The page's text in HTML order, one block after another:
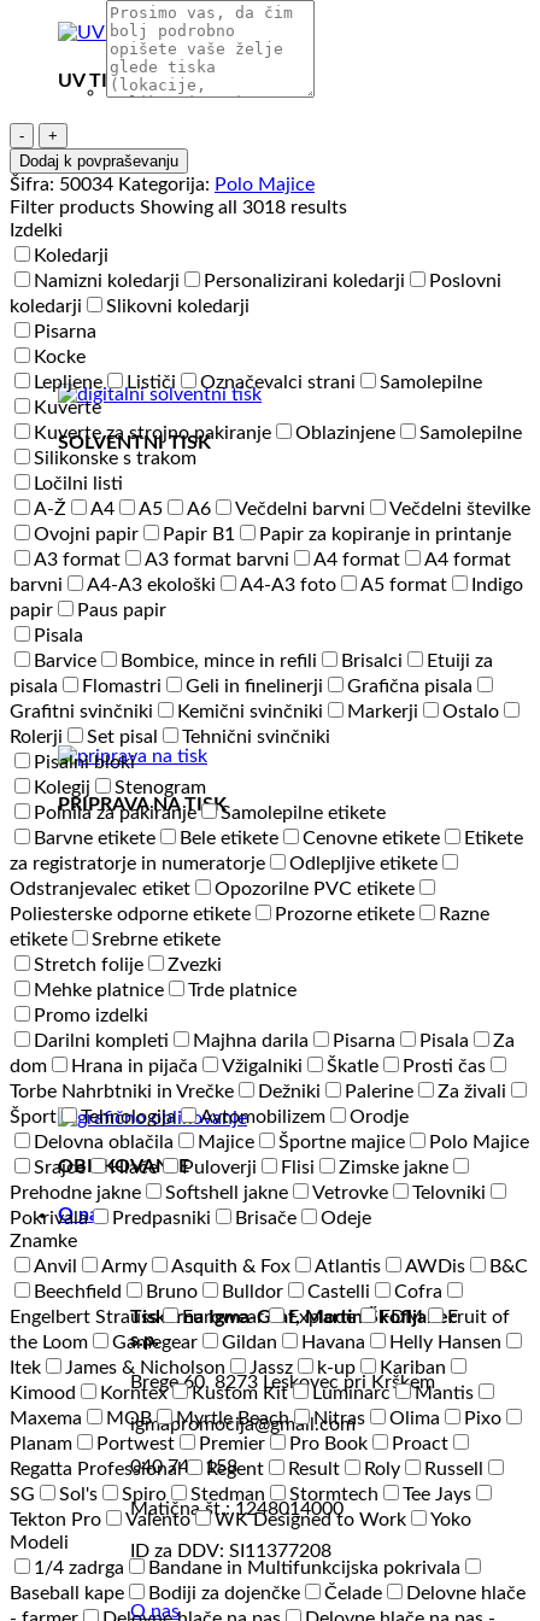
UV TISK
SOLVENTNI TISK
PRIPRAVA NA TISK
OBLIKOVANJE
O nas
Tiskarna Igma-Graf, Martin Škofljanec
s.p.
Brege 60, 8273 Leskovec pri Krškem
igmapromocija@gmail.com
040 744 158
Matična št.: 1248014000
ID za DDV: SI11377208
O nas
Polo
majica
kratek
rokav
Explode
Azzuro
II
količina
Dodaj k povpraševanju
Šifra: 50034 Kategorija: Polo Majice
Filter products Showing all 3018 results
Izdelki
Koledarji
Namizni koledarji
Personalizirani koledarji
Poslovni
koledarji
Slikovni koledarji
Pisarna
Kocke
Lepljene
Lističi Označevalci strani
Samolepilne
Kuverte
Kuverte za strojno pakiranje
Oblazinjene
Samolepilne
Silikonske s trakom
Ločilni listi
A-Ž
A4 A5 A6 Večdelni barvni
Večdelni številke
Ovojni papir
Papir B1
Papir za kopiranje in printanje
A3 format
A3 format barvni A4 format
A4 format
barvni
A4-A3 ekološki A4-A3 foto A5 format
Indigo
papir
Paus papir
Pisala
Barvice
Bombice, mince in refili Brisalci
Etuiji za
pisala
Flomastri Geli in finelinerji
Grafična pisala
Grafitni svinčniki
Kemični svinčniki Markerji
Ostalo
Rolerji
Set pisal
Tehnični svinčniki
Pisalni bloki
Kolegij
Stenogram
Polnila za pakiranje
Samolepilne etikete
Barvne etikete
Bele etikete Cenovne etikete
Etikete
za registratorje in numeratorje
Odlepljive etikete
Odstranjevalec etiket
Opozorilne PVC etikete
Poliesterske odporne etikete
Prozorne etikete
Razne
etikete
Srebrne etikete
Stretch folije
Zvezki
Mehke platnice
Trde platnice
Promo izdelki
Darilni kompleti
Majhna darila Pisarna Pisala
Za
dom
Hrana in pijača Vžigalniki Škatle
Prosti čas
Torbe Nahrbtniki in Vrečke
Dežniki Palerine
Za živali
Šport
Tehnologija Avtomobilizem
Orodje
Delovna oblačila
Majice Športne majice
Polo Majice
Srajce
Hlače Puloverji Flisi
Zimske jakne
Prehodne jakne
Softshell jakne Vetrovke
Telovniki
Pokrivala
Predpasniki Brisače
Odeje
Znamke
Anvil
Army Asquith & Fox Atlantis AWDis
B&C
Beechfield
Bruno Bulldor Castelli
Cofra
Engelbert Strauss
Eurowear Explode FDM
Fruit of
the Loom
Gamegear Gildan Havana
Helly Hansen
Itek
James & Nicholson Jassz k-up
Kariban
Kimood
Korntex Kustom Kit Luminarc
Mantis
Maxema
MOB Myrtle Beach Nitras Olima
Pixo
Planam
Portwest Premier Pro Book
Proact
Regatta Professional
Regent Result Roly
Russell
SG
Sol's Spiro Stedman Stormtech
Tee Jays
Tekton Pro
Valento WK Designed to Work
Yoko
Modeli
1/4 zadrga
Bandane in Multifunkcijska pokrivala
Baseball kape
Bodiji za dojenčke Čelade
Delovne hlače